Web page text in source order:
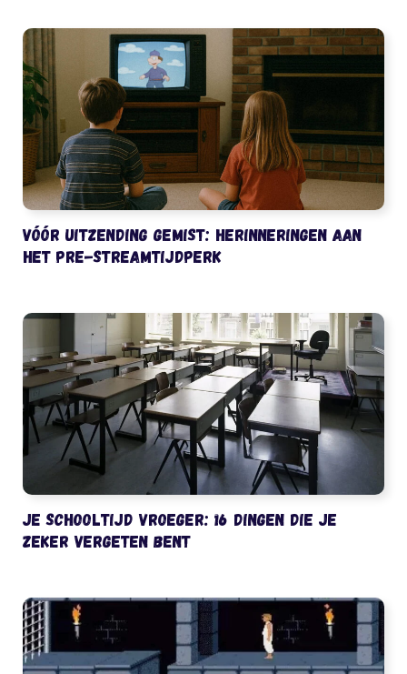
Vóór uitzending gemist: herinneringen aan
het pre-streamtijdperk
Je schooltijd vroeger: 16 dingen die je
zeker vergeten bent